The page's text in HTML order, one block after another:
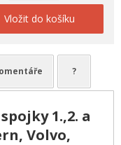
Vložit do košíku
?
1.,2. a
Volvo,